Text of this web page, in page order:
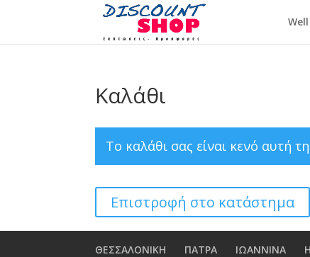
Καλάθι
Το καλάθι σας είναι κενό αυτή
Επιστροφή στο κατάστημα
ΘΕΣΣΑΛΟΝΙΚΗ ΠΑΤΡΑ ΙΩΑΝΝΙΝΑ